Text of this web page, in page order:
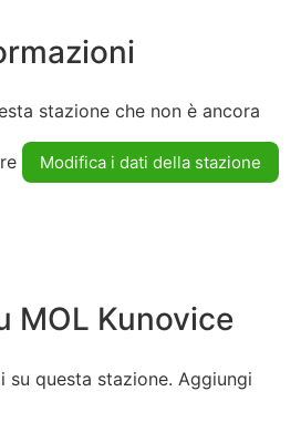
stazione che non è ancora
Modifica i dati della stazione
MOL Kunovice
su questa stazione. Aggiungi